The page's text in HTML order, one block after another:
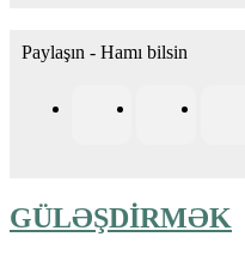
Paylaşın - Hamı bilsin
GÜLƏŞDİRMƏK